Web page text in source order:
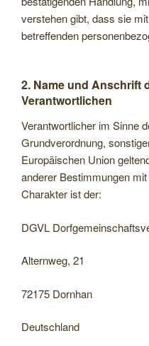
verstehen gibt, dass sie
betreffenden
2. Name und Anschrift
Verantwortlichen
Verantwortlicher im Sinne
Grundverordnung,
Europäischen Union
anderer Bestimmungen
Charakter ist der:
DGVL
Alternweg, 21
72175 Dornhan
Deutschland